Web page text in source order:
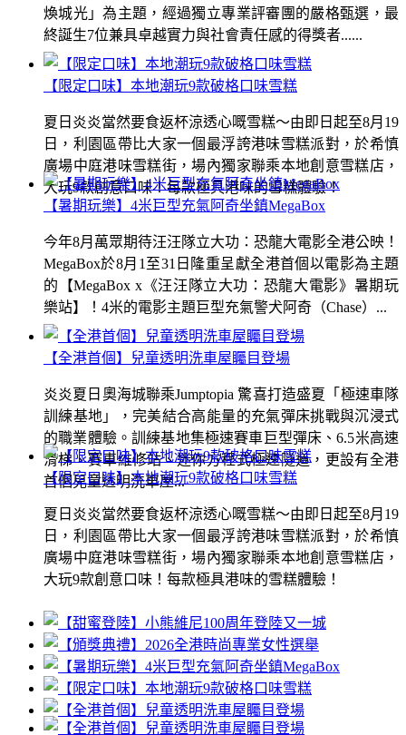
【限定口味】本地潮玩9款破格口味雪糕
夏日炎炎當然要食返杯涼透心嘅雪糕～由即日起至8月19
日，利園區帶比大家一個最浮誇港味雪糕派對，於希慎
廣場中庭港味雪糕街，場內獨家聯乘本地創意雪糕店，
大玩9款創意口味！每款極具港味的雪糕體驗！
【全港首個】兒童透明洗車屋矚目登場
炎炎夏日奧海城聯乘Jumptopia 驚喜打造盛夏「極速車隊
訓練基地」，完美結合高能量的充氣彈床挑戰與沉浸式
的職業體驗。訓練基地集極速賽車巨型彈床、6.5米高速
滑梯、賽車維修站、迷你方程式極速隧道，更設有全港
首個兒童透明洗車屋...
煥城光」為主題，經過獨立專業評審團的嚴格甄選，最
終誕生7位兼具卓越實力與社會責任感的得獎者......
【暑期玩樂】4米巨型充氣阿奇坐鎮MegaBox
今年8月萬眾期待汪汪隊立大功：恐龍大電影全港公映！
MegaBox於8月1至31日隆重呈獻全港首個以電影為主題
的【MegaBox x《汪汪隊立大功：恐龍大電影》暑期玩
樂站】！4米的電影主題巨型充氣警犬阿奇（Chase）...
【限定口味】本地潮玩9款破格口味雪糕
夏日炎炎當然要食返杯涼透心嘅雪糕～由即日起至8月19
日，利園區帶比大家一個最浮誇港味雪糕派對，於希慎
廣場中庭港味雪糕街，場內獨家聯乘本地創意雪糕店，
大玩9款創意口味！每款極具港味的雪糕體驗！